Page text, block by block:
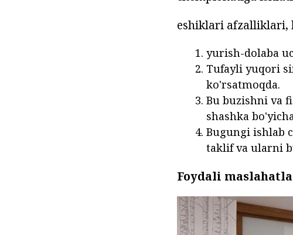
eshiklari afzalliklari,
yurish-dolaba
Tufayli yuqori
ko'rsatmoqda.
Bu buzishni va
shashka
Bugungi ishlab
taklif va ularni
Foydali